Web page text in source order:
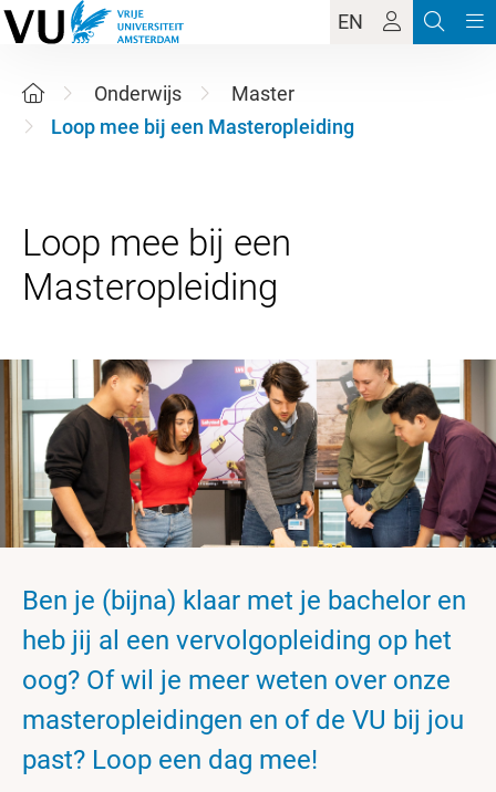
EN
Onderwijs
Master
Loop mee bij een Masteropleiding
Loop mee bij een
Ben je (bijna) klaar met je bachelor en
heb jij al een vervolgopleiding op het
oog? Of wil je meer weten over onze
masteropleidingen en of de VU bij jou
past? Loop een dag mee!